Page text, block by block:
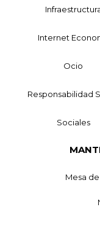
Internet
Ocio
Responsabilidad
Sociales
Mesa